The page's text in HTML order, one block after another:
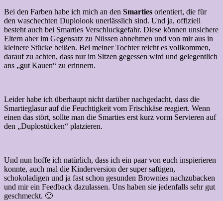
Bei den Farben habe ich mich an den Smarties orientiert, die für
den waschechten Duplolook unerlässlich sind. Und ja, offiziell
besteht auch bei Smarties Verschluckgefahr. Diese können unsichere
Eltern aber im Gegensatz zu Nüssen abnehmen und von mir aus in
kleinere Stücke beißen. Bei meiner Tochter reicht es vollkommen,
darauf zu achten, dass nur im Sitzen gegessen wird und gelegentlich
ans „gut Kauen“ zu erinnern.
Leider habe ich überhaupt nicht darüber nachgedacht, dass die
Smartieglasur auf die Feuchtigkeit vom Frischkäse reagiert. Wenn
einen das stört, sollte man die Smarties erst kurz vorm Servieren auf
den „Duplostücken“ platzieren.
Und nun hoffe ich natürlich, dass ich ein paar von euch inspierieren
konnte, auch mal die Kinderversion der super saftigen,
schokoladigen und ja fast schon gesunden Brownies nachzubacken
und mir ein Feedback dazulassen. Uns haben sie jedenfalls sehr gut
geschmeckt. 🙂